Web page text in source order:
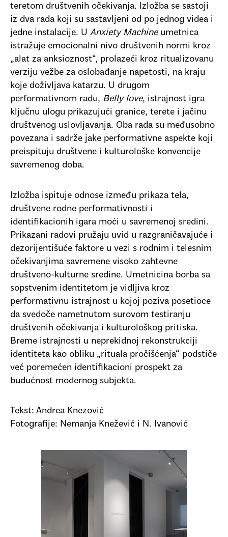
teretom društvenih očekivanja. Izložba se sastoji
iz dva rada koji su sastavljeni od po jednog videa i
jedne instalacije. U Anxiety Machine umetnica
istražuje emocionalni nivo društvenih normi kroz
„alat za anksioznost“, prolazeći kroz ritualizovanu
verziju vežbe za oslobađanje napetosti, na kraju
koje doživljava katarzu. U drugom
performativnom radu, Belly love, istrajnost igra
ključnu ulogu prikazujući granice, terete i jačinu
društvenog uslovljavanja. Oba rada su međusobno
povezana i sadrže jake performativne aspekte koji
preispituju društvene i kulturološke konvencije
savremenog doba.
Izložba ispituje odnose između prikaza tela,
društvene rodne performativnosti i
identifikacionih igara moći u savremenoj sredini.
Prikazani radovi pružaju uvid u razgraničavajuće i
dezorijentišuće faktore u vezi s rodnim i telesnim
očekivanjima savremene visoko zahtevne
društveno-kulturne sredine. Umetnicina borba sa
sopstvenim identitetom je vidljiva kroz
performativnu istrajnost u kojoj poziva posetioce
da svedoče nametnutom surovom testiranju
društvenih očekivanja i kulturološkog pritiska.
Breme istrajnosti u neprekidnoj rekonstrukciji
identiteta kao obliku „rituala pročišćenja“ podstiče
već poremećen identifikacioni prospekt za
budućnost modernog subjekta.
Tekst: Andrea Knezović
Fotografije: Nemanja Knežević i N. Ivanović